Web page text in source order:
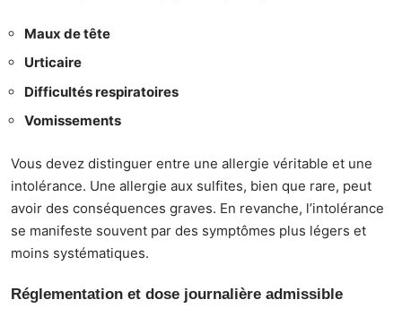
Maux de tête
Urticaire
Difficultés respiratoires
Vomissements
Vous devez distinguer entre une allergie véritable et une
intolérance. Une allergie aux sulfites, bien que rare, peut
avoir des conséquences graves. En revanche, l’intolérance
se manifeste souvent par des symptômes plus légers et
moins systématiques.
Réglementation et dose journalière admissible